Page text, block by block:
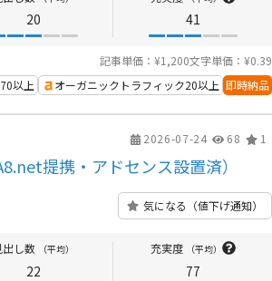
20 41
記事単価：¥1,200文字単価：¥0.39
以上 オーガニックトラフィック20以上 即時納品
2026-07-24 68 1
提携・アドセンス設置済）
気になる（値下げ通知）
出し数 （平均）
22
充実度 （平均）
77